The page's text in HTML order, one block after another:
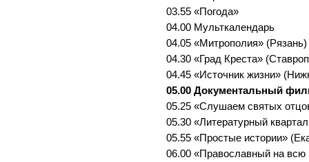
03.55 «Погода»
04.00 Мульткалендарь
04.05 «Митрополия» (Рязань)
04.30 «Град Креста»
04.45 «Источник жизни»
05.00 Документальный
05.25 «Слушаем святых
05.30 «Литературный
05.55 «Простые истории»
06.00 «Православный на всю